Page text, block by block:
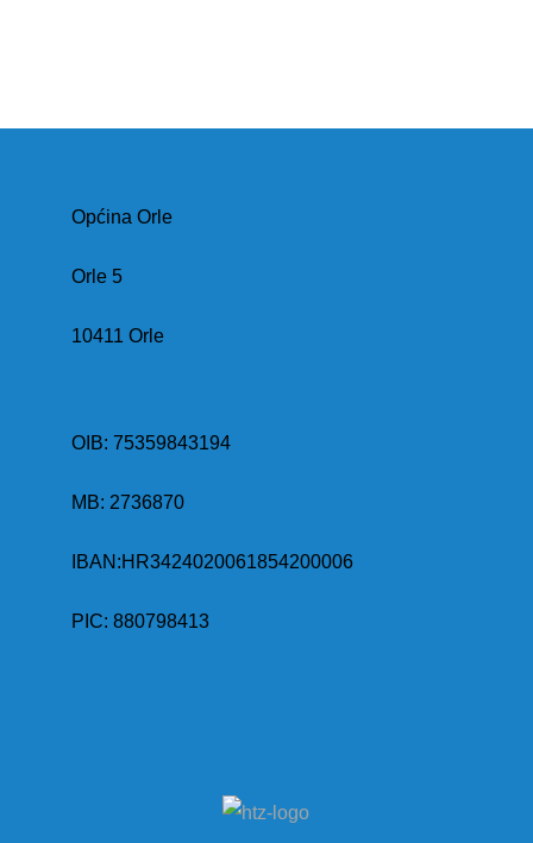
Općina Orle
Orle 5
10411 Orle
OIB: 75359843194
MB: 2736870
IBAN:HR3424020061854200006
PIC: 880798413